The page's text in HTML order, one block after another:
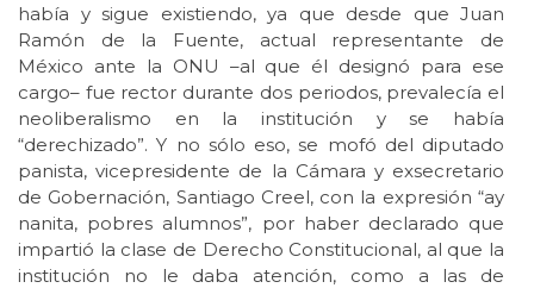
había y sigue existiendo, ya que desde que Juan
Ramón de la Fuente, actual representante de
México ante la ONU –al que él designó para ese
cargo– fue rector durante dos periodos, prevalecía el
neoliberalismo en la institución y se había
“derechizado”. Y no sólo eso, se mofó del diputado
panista, vicepresidente de la Cámara y exsecretario
de Gobernación, Santiago Creel, con la expresión “ay
nanita, pobres alumnos”, por haber declarado que
impartió la clase de Derecho Constitucional, al que la
institución no le daba atención, como a las de